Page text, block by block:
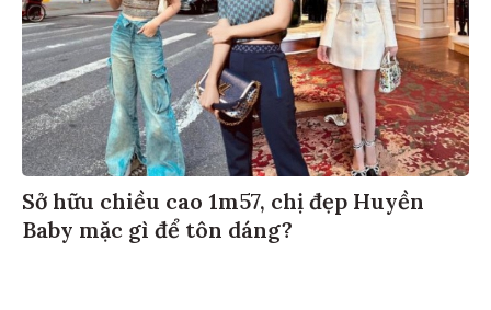
Sở hữu chiều cao 1m57, chị đẹp Huyền
Baby mặc gì để tôn dáng?